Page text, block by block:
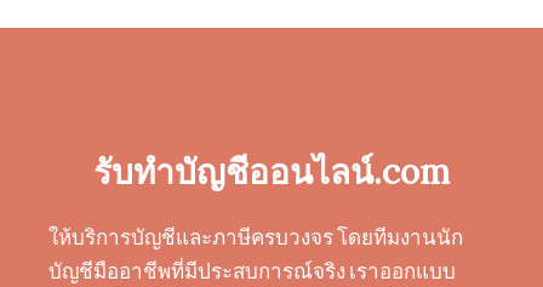
รับทำบัญชีออนไลน์.com
ให้บริการบัญชีและภาษีครบวงจร โดยทีมงานนัก
บัญชีมืออาชีพที่มีประสบการณ์จริง เราออกแบบ